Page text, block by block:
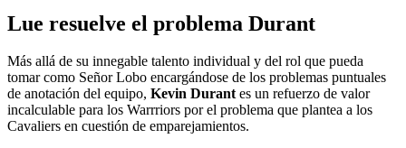
Lue resuelve el problema Durant
Más allá de su innegable talento individual y del rol que pueda
tomar como Señor Lobo encargándose de los problemas puntuales
de anotación del equipo, Kevin Durantes un refuerzo de valor
incalculable para los Warrriors por el problema que plantea a los
Cavaliers en cuestión de emparejamientos.